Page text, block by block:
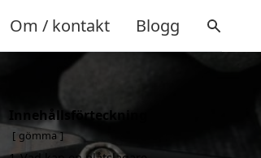
Om / kontakt Blogg
Innehållsförteckning
gömma